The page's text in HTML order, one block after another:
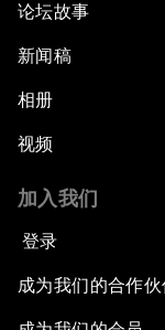
论坛故事
新闻稿
相册
视频
加入我们
登录
成为我们的合作伙